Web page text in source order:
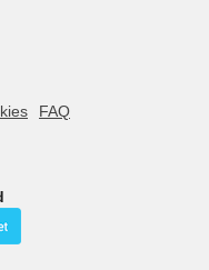
FAQ